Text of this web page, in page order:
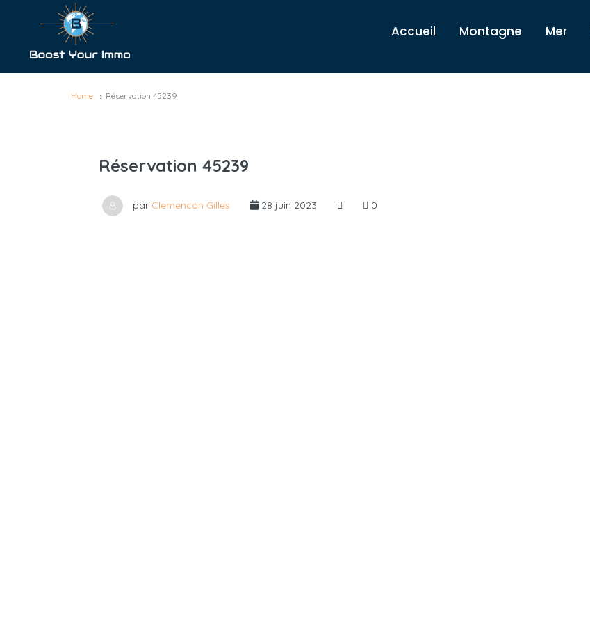
Accueil Montagne Mer
Home Réservation 45239
Réservation 45239
par Clemencon Gilles 28 juin 2023 0